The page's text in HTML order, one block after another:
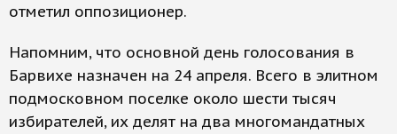
отметил оппозиционер.
Напомним, что основной день голосования в
Барвихе назначен на 24 апреля. Всего в элитном
подмосковном поселке около шести тысяч
избирателей, их делят на два многомандатных